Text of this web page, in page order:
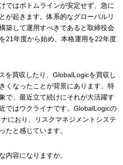
ではボトムラインが安定せず、急に
が起きます。体系的なグローバルリ
築して運用すべきであると取締役会
21年度から始め、本格運用を22年度
を買収したり、GlobalLogicを買収し
くなったことが背景にあります。特
で、最近立て続けにそれが大活躍す
ではウクライナです。GlobalLogicの
におり、リスクマネジメントシステ
たと感じています。
容になりますか。